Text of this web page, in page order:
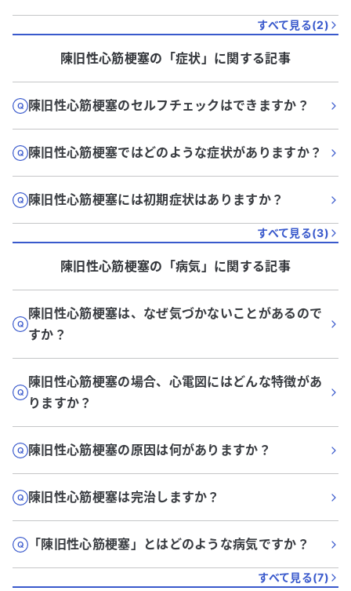
すべて見る(2)
陳旧性心筋梗塞の「症状 」に関する記事
陳旧性心筋梗塞のセルフチェックはできますか？
陳旧性心筋梗塞ではどのような症状がありますか？
陳旧性心筋梗塞には初期症状はありますか？
すべて見る(3)
陳旧性心筋梗塞の「病気 」に関する記事
陳旧性心筋梗塞は、なぜ気づかないことがあるので
すか？
陳旧性心筋梗塞の場合、心電図にはどんな特徴があ
りますか？
陳旧性心筋梗塞の原因は何がありますか？
陳旧性心筋梗塞は完治しますか？
「陳旧性心筋梗塞」とはどのような病気ですか？
すべて見る(7)